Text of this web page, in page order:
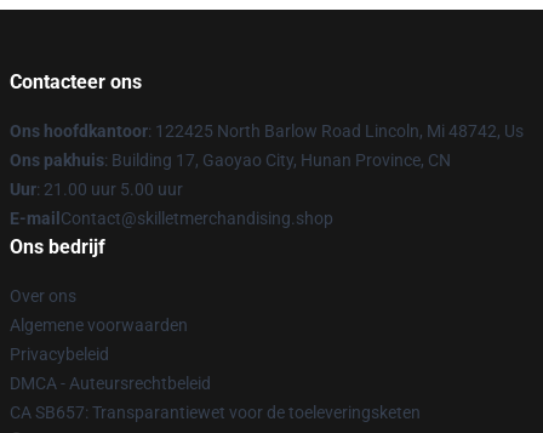
Contacteer ons
Ons hoofdkantoor: 122425 North Barlow Road Lincoln, Mi 48742, Us
Ons pakhuis: Building 17, Gaoyao City, Hunan Province, CN
Uur: 21.00 uur 5.00 uur
E-mail Contact@skilletmerchandising.shop
Ons bedrijf
Over ons
Algemene voorwaarden
Privacybeleid
DMCA - Auteursrechtbeleid
CA SB657: Transparantiewet voor de toeleveringsketen